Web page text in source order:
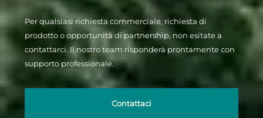
Per qualsiasi richiesta commerciale, richiesta di
prodotto o opportunità di partnership, non esitate a
contattarci. Il nostro team risponderà prontamente con
supporto professionale.
Contattaci